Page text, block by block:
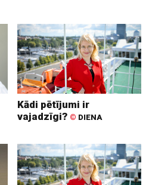
Kādi pētījumi ir
vajadzīgi? © DIENA